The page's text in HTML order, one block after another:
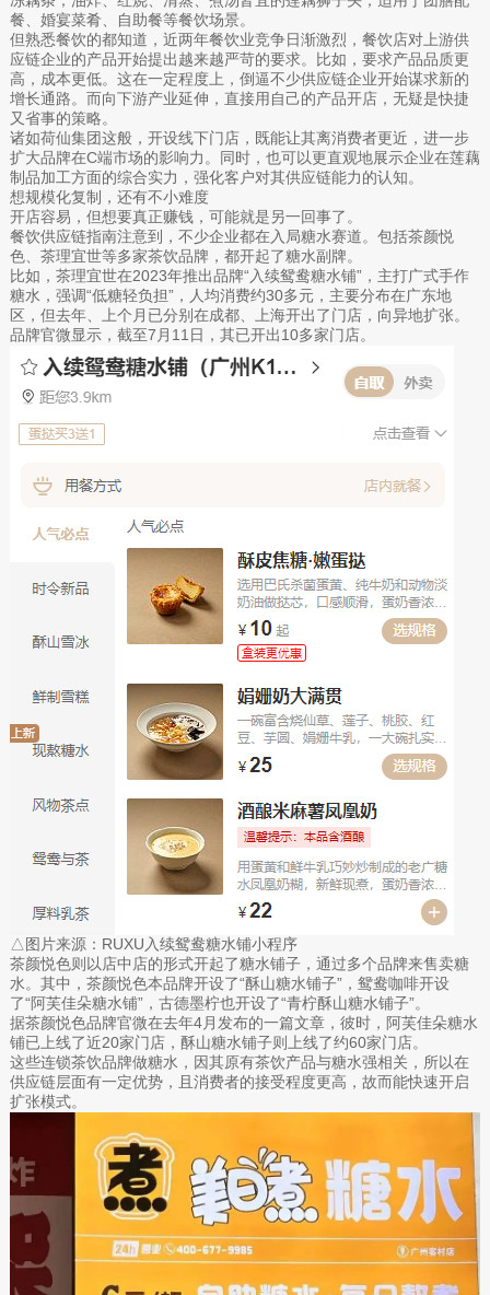
餐、婚宴菜肴、自助餐等餐饮场景。
但熟悉餐饮的都知道，近两年餐饮业竞争日渐激烈，餐饮店对上游供
应链企业的产品开始提出越来越严苛的要求。比如，要求产品品质更
高，成本更低。这在一定程度上，倒逼不少供应链企业开始谋求新的
增长通路。而向下游产业延伸，直接用自己的产品开店，无疑是快捷
又省事的策略。
诸如荷仙集团这般，开设线下门店，既能让其离消费者更近，进一步
扩大品牌在C端市场的影响力。同时，也可以更直观地展示企业在莲藕
制品加工方面的综合实力，强化客户对其供应链能力的认知。
想规模化复制，还有不小难度
开店容易，但想要真正赚钱，可能就是另一回事了。
餐饮供应链指南注意到，不少企业都在入局糖水赛道。包括茶颜悦
色、茶理宜世等多家茶饮品牌，都开起了糖水副牌。
比如，茶理宜世在2023年推出品牌“入续鸳鸯糖水铺”，主打广式手作
糖水，强调“低糖轻负担”，人均消费约30多元，主要分布在广东地
区，但去年、上个月已分别在成都、上海开出了门店，向异地扩张。
品牌官微显示，截至7月11日，其已开出10多家门店。
△图片来源：RUXU入续鸳鸯糖水铺小程序
茶颜悦色则以店中店的形式开起了糖水铺子，通过多个品牌来售卖糖
水。其中，茶颜悦色本品牌开设了“酥山糖水铺子”，鸳鸯咖啡开设
了“阿芙佳朵糖水铺”，古德墨柠也开设了“青柠酥山糖水铺子”。
据茶颜悦色品牌官微在去年4月发布的一篇文章，彼时，阿芙佳朵糖水
铺已上线了近20家门店，酥山糖水铺子则上线了约60家门店。
这些连锁茶饮品牌做糖水，因其原有茶饮产品与糖水强相关，所以在
供应链层面有一定优势，且消费者的接受程度更高，故而能快速开启
扩张模式。